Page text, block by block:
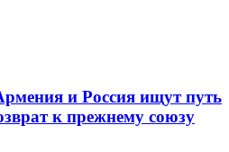
и Россия ищут путь
к прежнему союзу